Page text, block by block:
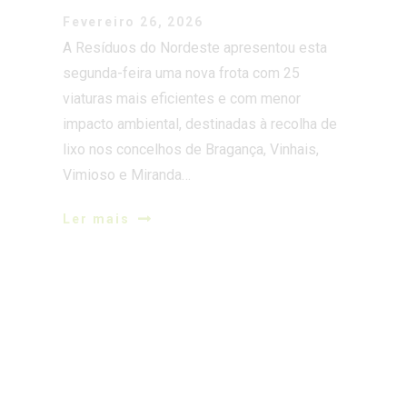
Fevereiro 26, 2026
A Resíduos do Nordeste apresentou esta
segunda-feira uma nova frota com 25
viaturas mais eficientes e com menor
impacto ambiental, destinadas à recolha de
lixo nos concelhos de Bragança, Vinhais,
Vimioso e Miranda…
Ler mais